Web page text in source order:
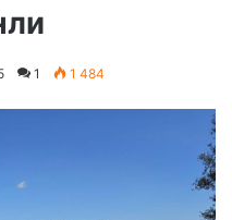
1 1 484